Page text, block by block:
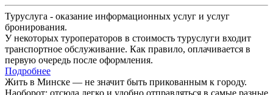
Туруслуга - оказание информационных услуг и услуг
бронирования.
У некоторых туроператоров в стоимость туруслуги входит
транспортное обслуживание. Как правило, оплачивается в
первую очередь после оформления.
Подробнее
Жить в Минске — не значит быть прикованным к городу.
Наоборот: отсюда легко и удобно отправляться в самые разные